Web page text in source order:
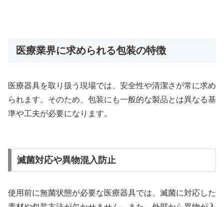
医療業界に求められる包装の特徴
医療器具を取り扱う現場では、安全性や清潔さが常に求め
られます。そのため、包装にも一般的な製品とは異なる基
準や工夫が必要になります。
滅菌対応や異物混入防止
使用前に無菌状態が必要な医療器具では、滅菌に対応した